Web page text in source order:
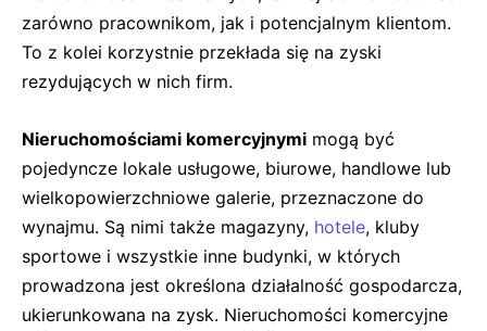
zarówno pracownikom, jak i potencjalnym klientom.
To z kolei korzystnie przekłada się na zyski
rezydujących w nich firm.
Nieruchomościami komercyjnymi mogą być
pojedyncze lokale usługowe, biurowe, handlowe lub
wielkopowierzchniowe galerie, przeznaczone do
wynajmu. Są nimi także magazyny, hotele, kluby
sportowe i wszystkie inne budynki, w których
prowadzona jest określona działalność gospodarcza,
ukierunkowana na zysk. Nieruchomości komercyjne